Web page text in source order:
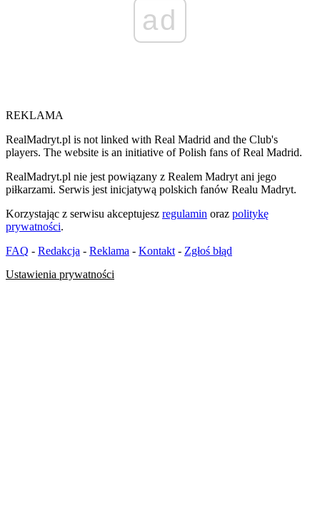
ad
REKLAMA
RealMadryt.pl is not linked with Real Madrid and the Club's
players. The website is an initiative of Polish fans of Real Madrid.
RealMadryt.pl nie jest powiązany z Realem Madryt ani jego
piłkarzami. Serwis jest inicjatywą polskich fanów Realu Madryt.
Korzystając z serwisu akceptujesz regulamin oraz politykę
prywatności.
FAQ - Redakcja - Reklama - Kontakt - Zgłoś błąd
Ustawienia prywatności